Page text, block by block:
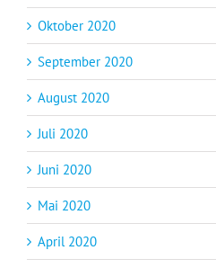
Oktober 2020
September 2020
August 2020
Juli 2020
Juni 2020
Mai 2020
April 2020